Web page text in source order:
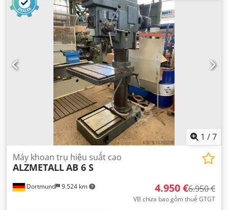
1 /7
Dortmund 9.524 km
Máy khoan trụ hiệu suất cao
ALZMETALLAB 6 S
4.950 €6.950 €
VB chưa bao gồm thuế GTGT